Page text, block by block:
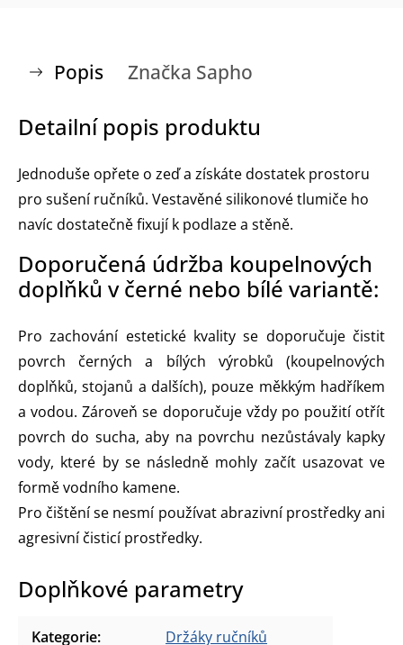
Popis Značka Sapho
Detailní popis produktu
Jednoduše opřete o zeď a získáte dostatek prostoru
pro sušení ručníků. Vestavěné silikonové tlumiče ho
navíc dostatečně fixují k podlaze a stěně.
Doporučená údržba koupelnových
doplňků v černé nebo bílé variantě:
Pro zachování estetické kvality se doporučuje čistit
povrch černých a bílých výrobků (koupelnových
doplňků, stojanů a dalších), pouze měkkým hadříkem
a vodou. Zároveň se doporučuje vždy po použití otřít
povrch do sucha, aby na povrchu nezůstávaly kapky
vody, které by se následně mohly začít usazovat ve
formě vodního kamene.
Pro čištění se nesmí používat abrazivní prostředky ani
agresivní čisticí prostředky.
Doplňkové parametry
Kategorie: Držáky ručníků